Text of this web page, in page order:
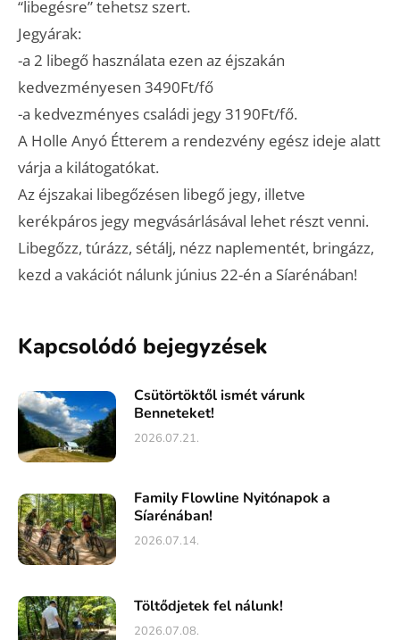
“libegésre” tehetsz szert.
Jegyárak:
-a 2 libegő használata ezen az éjszakán
kedvezményesen 3490Ft/fő
-a kedvezményes családi jegy 3190Ft/fő.
A Holle Anyó Étterem a rendezvény egész ideje alatt
várja a kilátogatókat.
Az éjszakai libegőzésen libegő jegy, illetve
kerékpáros jegy megvásárlásával lehet részt venni.
Libegőzz, túrázz, sétálj, nézz naplementét, bringázz,
kezd a vakációt nálunk június 22-én a Síarénában!
Kapcsolódó bejegyzések
Csütörtöktől ismét várunk
Benneteket!
2026.07.21.
Family Flowline Nyitónapok a
Síarénában!
2026.07.14.
Töltődjetek fel nálunk!
2026.07.08.